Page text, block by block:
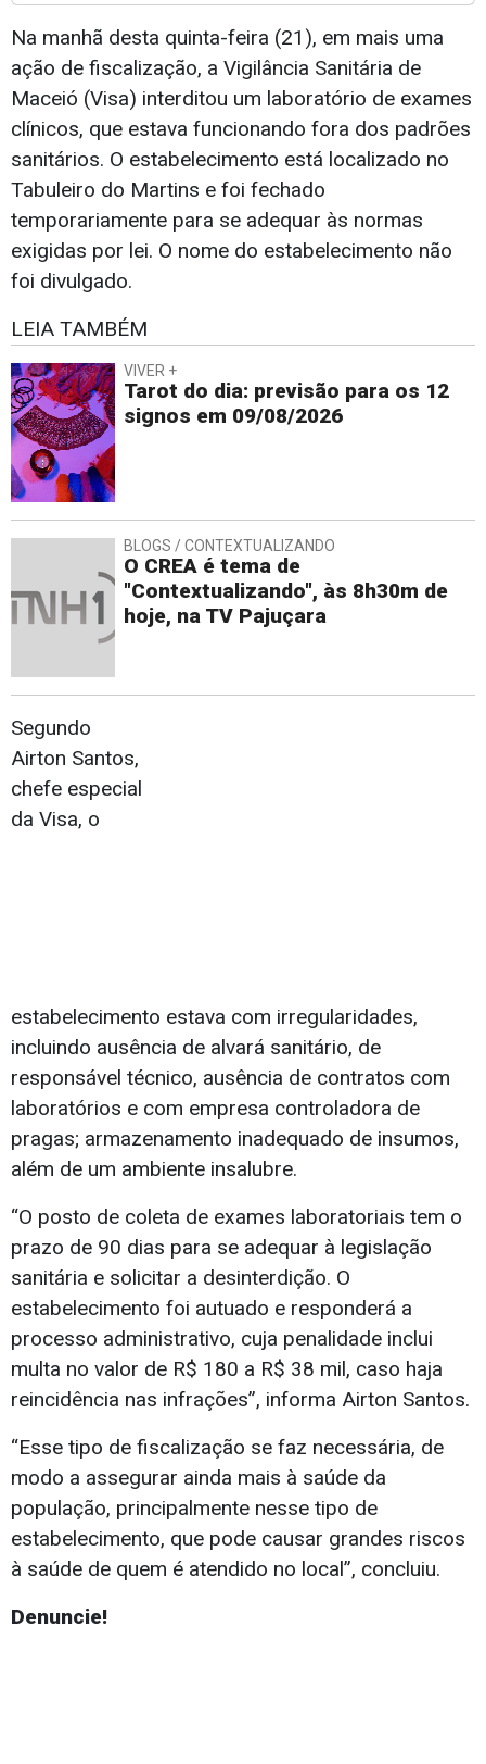
Na manhã desta quinta-feira (21), em mais uma
ação de fiscalização, a Vigilância Sanitária de
Maceió (Visa) interditou um laboratório de exames
clínicos, que estava funcionando fora dos padrões
sanitários. O estabelecimento está localizado no
Tabuleiro do Martins e foi fechado
temporariamente para se adequar às normas
exigidas por lei. O nome do estabelecimento não
foi divulgado.
LEIA TAMBÉM
VIVER +
Tarot do dia: previsão para os 12
signos em 09/08/2026
BLOGS / CONTEXTUALIZANDO
O CREA é tema de
"Contextualizando", às 8h30m de
hoje, na TV Pajuçara
Segundo
Airton Santos,
chefe especial
da Visa, o
estabelecimento estava com irregularidades,
incluindo ausência de alvará sanitário, de
responsável técnico, ausência de contratos com
laboratórios e com empresa controladora de
pragas; armazenamento inadequado de insumos,
além de um ambiente insalubre.
“O posto de coleta de exames laboratoriais tem o
prazo de 90 dias para se adequar à legislação
sanitária e solicitar a desinterdição. O
estabelecimento foi autuado e responderá a
processo administrativo, cuja penalidade inclui
multa no valor de R$ 180 a R$ 38 mil, caso haja
reincidência nas infrações”, informa Airton Santos.
“Esse tipo de fiscalização se faz necessária, de
modo a assegurar ainda mais à saúde da
população, principalmente nesse tipo de
estabelecimento, que pode causar grandes riscos
à saúde de quem é atendido no local”, concluiu.
Denuncie!